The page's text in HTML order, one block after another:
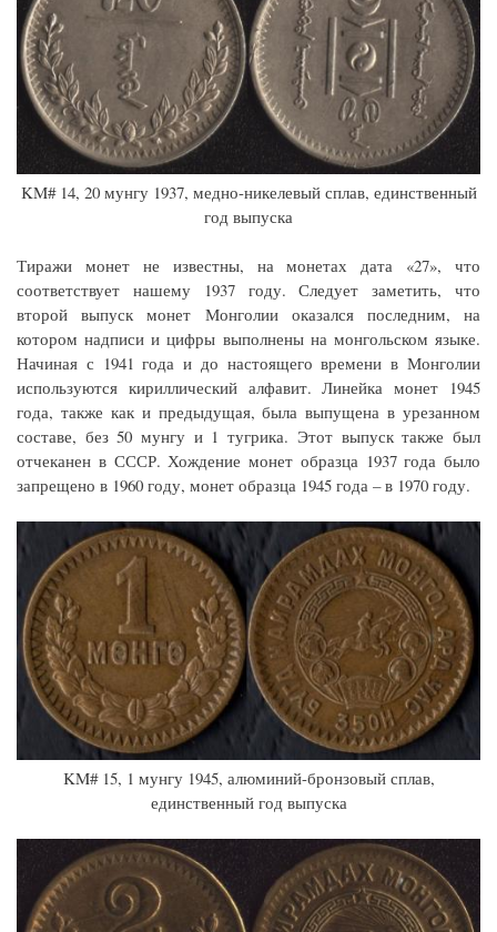
KM# 14, 20 мунгу 1937, медно-никелевый сплав, единственный
год выпуска
Тиражи монет не известны, на монетах дата «27», что
соответствует нашему 1937 году. Следует заметить, что
второй выпуск монет Монголии оказался последним, на
котором надписи и цифры выполнены на монгольском языке.
Начиная с 1941 года и до настоящего времени в Монголии
используются кириллический алфавит. Линейка монет 1945
года, также как и предыдущая, была выпущена в урезанном
составе, без 50 мунгу и 1 тугрика. Этот выпуск также был
отчеканен в СССР. Хождение монет образца 1937 года было
запрещено в 1960 году, монет образца 1945 года – в 1970 году.
KM# 15, 1 мунгу 1945, алюминий-бронзовый сплав,
единственный год выпуска